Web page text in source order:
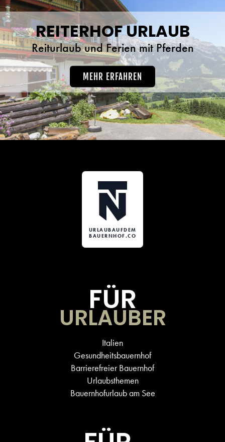
REITERHOF URLAUB
Reiturlaub und Ferien mit Pferden
MEHR ERFAHREN
URLAUBAUFDEM
BAUERNHOF.CO
FÜR
URLAUBER
Italien
Gesundheitsbauernhof
Barrierefreier Bauernhof
Urlaubsthemen
Bauernhofurlaub am See